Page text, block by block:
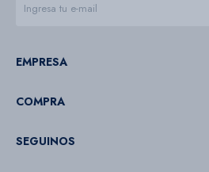
EMPRESA
COMPRA
SEGUINOS